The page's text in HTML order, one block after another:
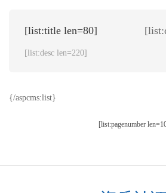
[list:title len=80]
[list:desc len=220]
{/aspcms:list}
[list:pagenumber